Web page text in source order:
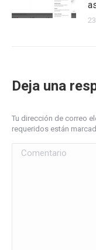
Deja una
Tu dirección de correo
requeridos están
Comentario